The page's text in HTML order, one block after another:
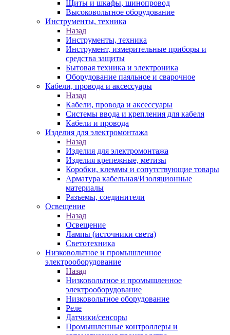
Щиты и шкафы, шинопровод
Высоковольтное оборудование
Инструменты, техника
Назад
Инструменты, техника
Инструмент, измерительные приборы и
средства защиты
Бытовая техника и электроника
Оборудование паяльное и сварочное
Кабели, провода и аксессуары
Назад
Кабели, провода и аксессуары
Системы ввода и крепления для кабеля
Кабели и провода
Изделия для электромонтажа
Назад
Изделия для электромонтажа
Изделия крепежные, метизы
Коробки, клеммы и сопутствующие товары
Арматура кабельная/Изоляционные
материалы
Разъемы, соединители
Освещение
Назад
Освещение
Лампы (источники света)
Светотехника
Низковольтное и промышленное
электрооборудование
Назад
Низковольтное и промышленное
электрооборудование
Низковольтное оборудование
Реле
Датчики/сенсоры
Промышленные контроллеры и